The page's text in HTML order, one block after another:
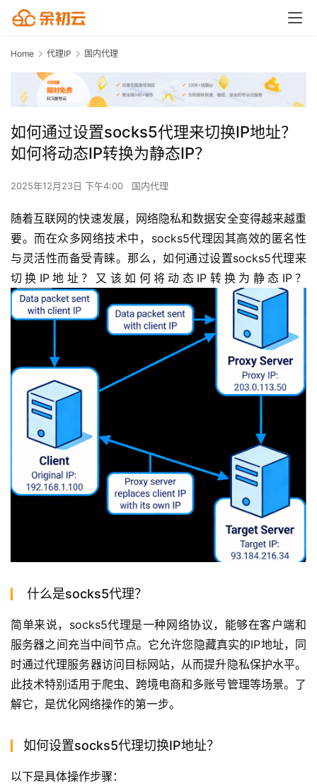
Home 代理IP 国内代理
如何通过设置socks5代理来切换IP地址？
如何将动态IP转换为静态IP？
2025年12月23日 下午4:00 国内代理
随着互联网的快速发展，网络隐私和数据安全变得越来越重
要。而在众多网络技术中，socks5代理因其高效的匿名性
与灵活性而备受青睐。那么，如何通过设置socks5代理来
切换IP地址？又该如何将动态IP转换为静态IP？
什么是socks5代理？
简单来说，socks5代理是一种网络协议，能够在客户端和
服务器之间充当中间节点。它允许您隐藏真实的IP地址，同
时通过代理服务器访问目标网站，从而提升隐私保护水平。
此技术特别适用于爬虫、跨境电商和多账号管理等场景。了
解它，是优化网络操作的第一步。
如何设置socks5代理切换IP地址？
以下是具体操作步骤：